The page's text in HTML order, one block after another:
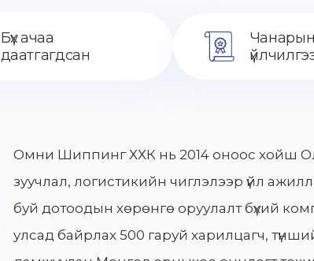
Бүх ачаа
даатгагдсан
Чанарын
Омни Шиппинг ХХК нь 2014 оноос хойш
зуучлал, логистикийн чиглэлээр үйл
буй дотоодын хөрөнгө оруулалт бүхий
улсад байрлах 500 гаруй харилцагч,